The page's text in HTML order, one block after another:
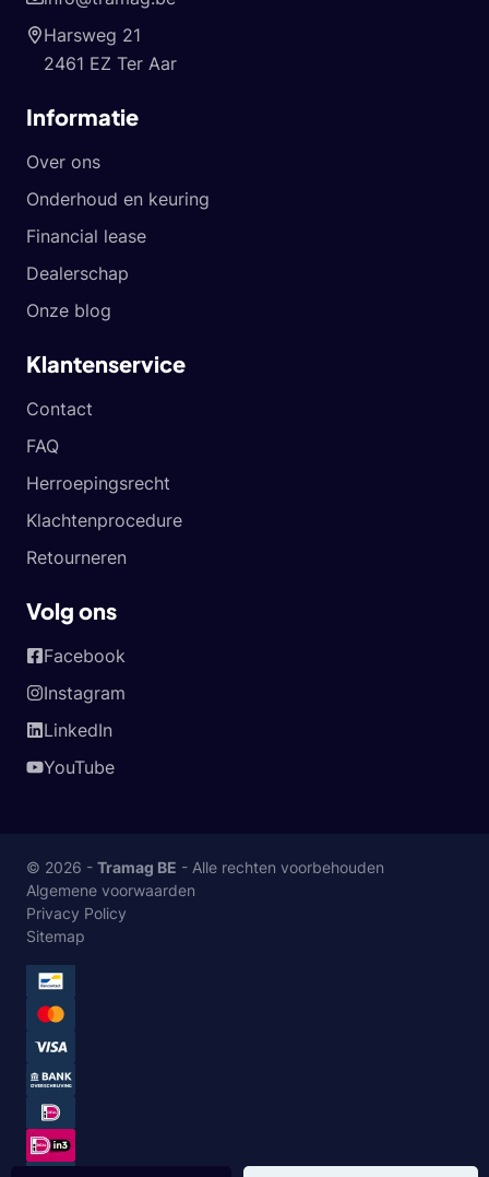
Harsweg 21
2461 EZ Ter Aar
Informatie
Over ons
Onderhoud en keuring
Financial lease
Dealerschap
Onze blog
Klantenservice
Contact
FAQ
Herroepingsrecht
Klachtenprocedure
Retourneren
Volg ons
Facebook
Instagram
LinkedIn
YouTube
© 2026 - Tramag BE - Alle rechten voorbehouden
Algemene voorwaarden
Privacy Policy
Sitemap